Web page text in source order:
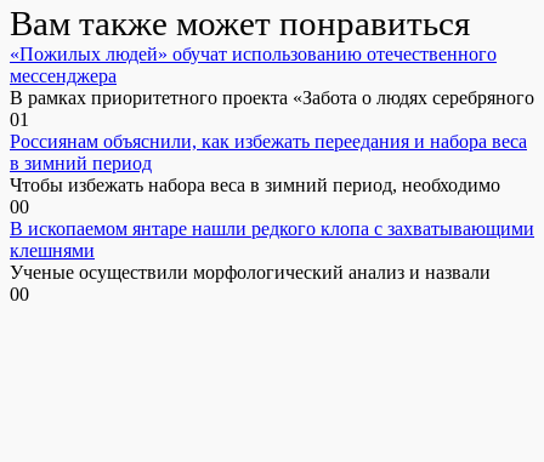
Вам также может понравиться
«Пожилых людей» обучат использованию отечественного
мессенджера
В рамках приоритетного проекта «Забота о людях серебряного
01
Россиянам объяснили, как избежать переедания и набора веса
в зимний период
Чтобы избежать набора веса в зимний период, необходимо
00
В ископаемом янтаре нашли редкого клопа с захватывающими
клешнями
Ученые осуществили морфологический анализ и назвали
00